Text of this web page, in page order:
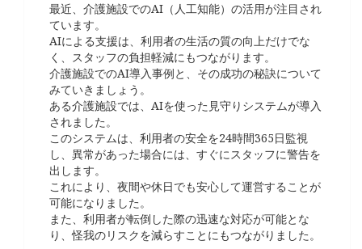
最近、介護施設でのAI（人工知能）の活用が注目され
ています。
AIによる支援は、利用者の生活の質の向上だけでな
く、スタッフの負担軽減にもつながります。
介護施設でのAI導入事例と、その成功の秘訣について
みていきましょう。
ある介護施設では、AIを使った見守りシステムが導入
されました。
このシステムは、利用者の安全を24時間365日監視
し、異常があった場合には、すぐにスタッフに警告を
出します。
これにより、夜間や休日でも安心して運営することが
可能になりました。
また、利用者が転倒した際の迅速な対応が可能とな
り、怪我のリスクを減らすことにもつながりました。